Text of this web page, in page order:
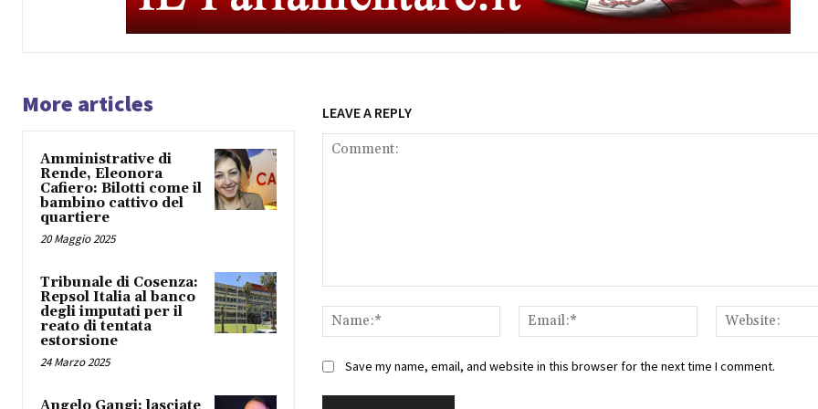
More articles
Amministrative di
Rende, Eleonora
Cafiero: Bilotti come il
bambino cattivo del
quartiere
20 Maggio 2025
Tribunale di Cosenza:
Repsol Italia al banco
degli imputati per il
reato di tentata
estorsione
24 Marzo 2025
LEAVE A REPLY
Name:*
Email:*
Save my name, email, and website in this browser for the next time I comment.